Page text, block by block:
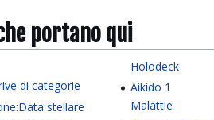
portano qui
di categorie
stellare
Holodeck
Aikido 1
Malattie